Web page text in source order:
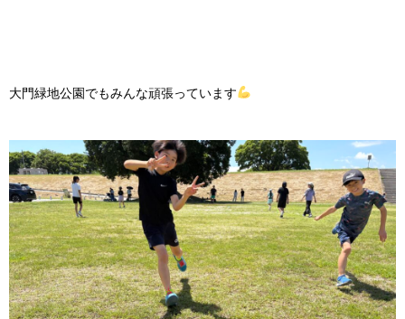
大門緑地公園でもみんな頑張っています